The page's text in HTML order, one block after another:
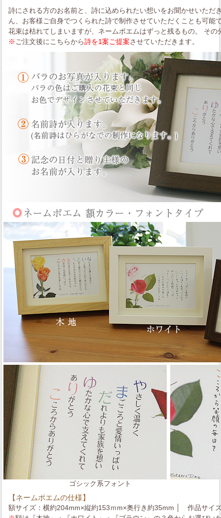
詩にされる方のお名前と、詩に込められたい想いをお聞かせいただ
ん、お客様ご自身でつくられた詩で制作させていただくことも可能
花束は枯れてしまいますが、ネームポエムはずっと残るもの。 そ
※ ご注文後にこちらから詩を1案ご提案させていただきます。
ゴシック系フォント
【ネームポエムの仕様】
額サイズ：横約204mm×縦約153ｍm×奥行き約35mm │ 作品サイ